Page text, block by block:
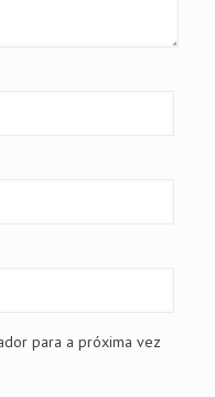
para a próxima vez